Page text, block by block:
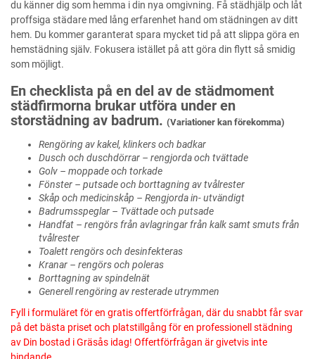
du känner dig som hemma i din nya omgivning. Få städhjälp och låt
proffsiga städare med lång erfarenhet hand om städningen av ditt
hem. Du kommer garanterat spara mycket tid på att slippa göra en
hemstädning själv. Fokusera istället på att göra din flytt så smidig
som möjligt.
En checklista på en del av de städmoment
städfirmorna brukar utföra under en
storstädning av badrum. (Variationer kan förekomma)
Rengöring av kakel, klinkers och badkar
Dusch och duschdörrar – rengjorda och tvättade
Golv – moppade och torkade
Fönster – putsade och borttagning av tvålrester
Skåp och medicinskåp – Rengjorda in- utvändigt
Badrumsspeglar – Tvättade och putsade
Handfat – rengörs från avlagringar från kalk samt smuts från
tvålrester
Toalett rengörs och desinfekteras
Kranar – rengörs och poleras
Borttagning av spindelnät
Generell rengöring av resterade utrymmen
Fyll i formuläret för en gratis offertförfrågan, där du snabbt får svar
på det bästa priset och platstillgång för en professionell städning
av Din bostad i Gräsås idag! Offertförfrågan är givetvis inte
bindande.